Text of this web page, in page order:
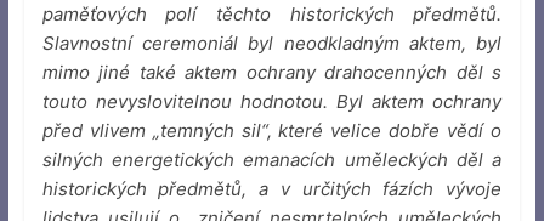
paměťových polí těchto historických předmětů.
Slavnostní ceremoniál byl neodkladným aktem, byl
mimo jiné také aktem ochrany drahocenných děl s
touto nevyslovitelnou hodnotou. Byl aktem ochrany
před vlivem „temných sil“, které velice dobře vědí o
silných energetických emanacích uměleckých děl a
historických předmětů, a v určitých fázích vývoje